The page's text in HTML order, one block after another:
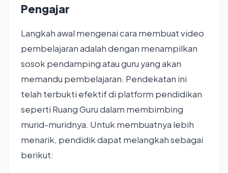
Pengajar
Langkah awal mengenai cara membuat video
pembelajaran adalah dengan menampilkan
sosok pendamping atau guru yang akan
memandu pembelajaran. Pendekatan ini
telah terbukti efektif di platform pendidikan
seperti Ruang Guru dalam membimbing
murid-muridnya. Untuk membuatnya lebih
menarik, pendidik dapat melangkah sebagai
berikut: